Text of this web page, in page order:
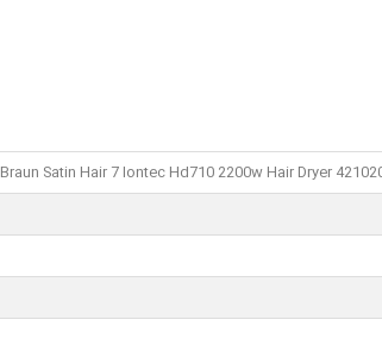
Braun Satin Hair 7 Iontec Hd710 2200w Hair Dryer